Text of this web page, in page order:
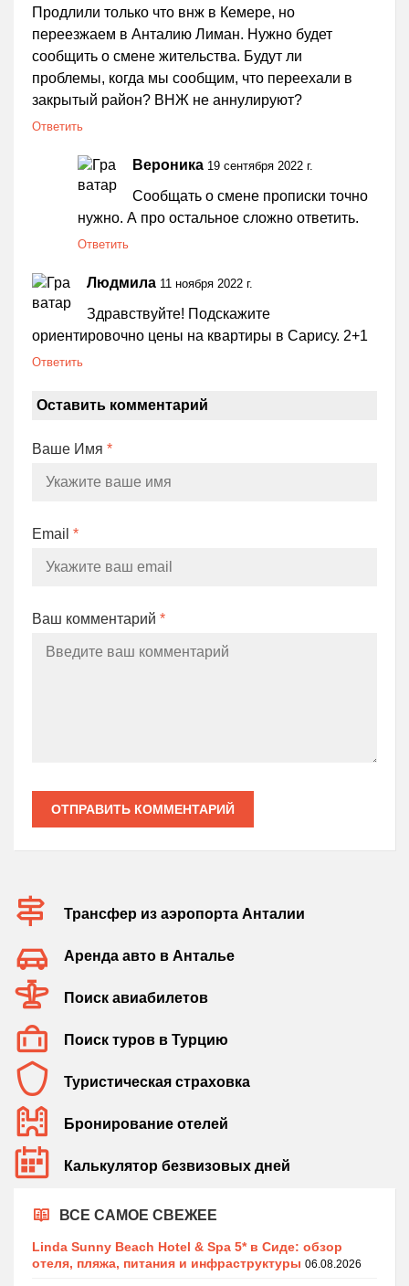
Продлили только что внж в Кемере, но
переезжаем в Анталию Лиман. Нужно будет
сообщить о смене жительства. Будут ли
проблемы, когда мы сообщим, что переехали в
закрытый район? ВНЖ не аннулируют?
Ответить
Вероника 19 сентября 2022 г.
Сообщать о смене прописки точно
нужно. А про остальное сложно ответить.
Ответить
Людмила 11 ноября 2022 г.
Здравствуйте! Подскажите
ориентировочно цены на квартиры в Сарису. 2+1
Ответить
Оставить комментарий
Ваше Имя *
Email *
Ваш комментарий *
ОТПРАВИТЬ КОММЕНТАРИЙ
Трансфер из аэропорта Анталии
Аренда авто в Анталье
Поиск авиабилетов
Поиск туров в Турцию
Туристическая страховка
Бронирование отелей
Калькулятор безвизовых дней
ВСЕ САМОЕ СВЕЖЕЕ
Linda Sunny Beach Hotel & Spa 5* в Сиде: обзор
отеля, пляжа, питания и инфраструктуры 06.08.2026